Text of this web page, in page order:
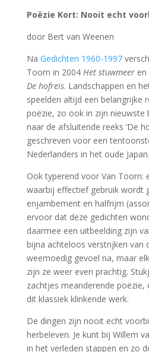
Poëzie Kort: Nooit echt
door Bert van Weenen
Na Gedichten 1960-1997
Toorn in 2004 Het stuwmeeren
De hofreis. Landschappen en
speelden altijd een belangrijke
poëzie, zo ook in zijn nieuwste
naar de afsluitende reeks ‘De
geschreven voor een
Nederlanders in het oude Japan.
Ook typerend voor Van Toorn:
waarbij effectief gebruik wordt
enjambement en halfrijm
ervoor dat deze gedichten
daarmee een uitbeelding zijn
bijna achteloos verstrijken van
weemoedig gevoel na, maar
zijn ze weer even prachtig.
zachtjes meanderende poëzie,
dit klassiek klinkende werk.
De dingen zijn nooit echt
herbeleven. Je kunt bij Willem
in het verleden stappen en zo